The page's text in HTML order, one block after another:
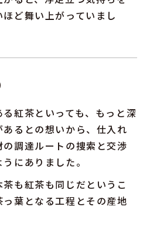
ど舞い上がっていまし
紅茶といっても、もっと深
るとの想いから、仕入れ
調達ルートの捜索と交渉
にありました。
も紅茶も同じだというこ
葉となる工程とその産地